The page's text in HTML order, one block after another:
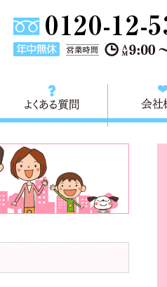
ご依頼の流れ よくある質問